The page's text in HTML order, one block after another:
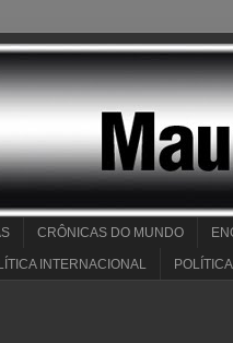
CRÔNICAS DO MUNDO
INTERNACIONAL